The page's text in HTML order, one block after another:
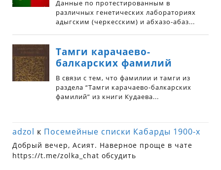
adzol к Посемейные списки Кабарды 1900-х
Добрый вечер, Асият. Наверное проще в чате
https://t.me/zolka_chat обсудить